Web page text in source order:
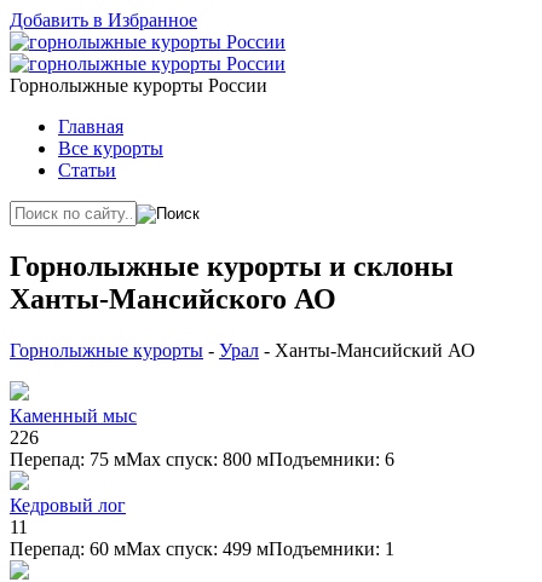
Добавить в Избранное
Горнолыжные курорты России
Главная
Все курорты
Статьи
Горнолыжные курорты и склоны
Ханты-Мансийского АО
Горнолыжные курорты - Урал - Ханты-Мансийский АО
Каменный мыс
226
Перепад: 75 мMax спуск: 800 мПодъемники: 6
Кедровый лог
11
Перепад: 60 мMax спуск: 499 мПодъемники: 1